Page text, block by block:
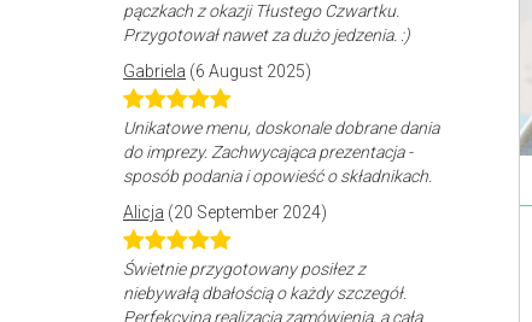
pączkach z okazji Tłustego Czwartku.
Przygotował nawet za dużo jedzenia. :)
Gabriela (6 August 2025)
Unikatowe menu, doskonale dobrane dania
do imprezy. Zachwycająca prezentacja -
sposób podania i opowieść o składnikach.
Alicja (20 September 2024)
Świetnie przygotowany posiłez z
niebywałą dbałością o każdy szczegół.
Perfekcyjna realizacja zamówienia, a cała